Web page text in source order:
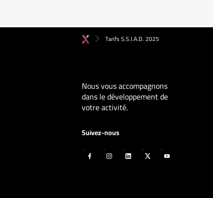
Tarifs S.S.I.A.D. 2025
Nous vous accompagnons
dans le développement de
votre activité.
Suivez-nous